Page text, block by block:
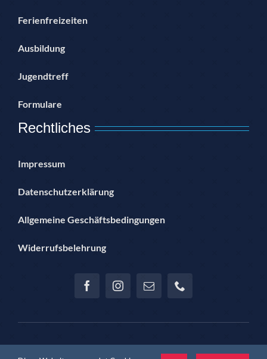
Ferienfreizeiten
Ausbildung
Jugendtreff
Formulare
Rechtliches
Impressum
Datenschutzerklärung
Allgemeine Geschäftsbedingungen
Widerrufsbelehrung
© Copyright 2012 – 2024 | Hannoversche Sportjugend im SSB